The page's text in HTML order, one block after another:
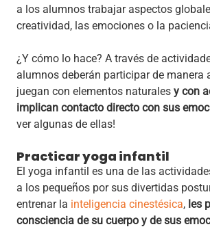
a los alumnos trabajar aspectos
creatividad, las emociones o la
¿Y cómo lo hace? A través de
alumnos deberán participar de manera
juegan con elementos naturales y con
implican contacto directo con sus
ver algunas de ellas!
Practicar yoga infantil
El yoga infantil es una de las
a los pequeños por sus divertidas
entrenar la inteligencia cinestésica, les
consciencia de su cuerpo y de sus